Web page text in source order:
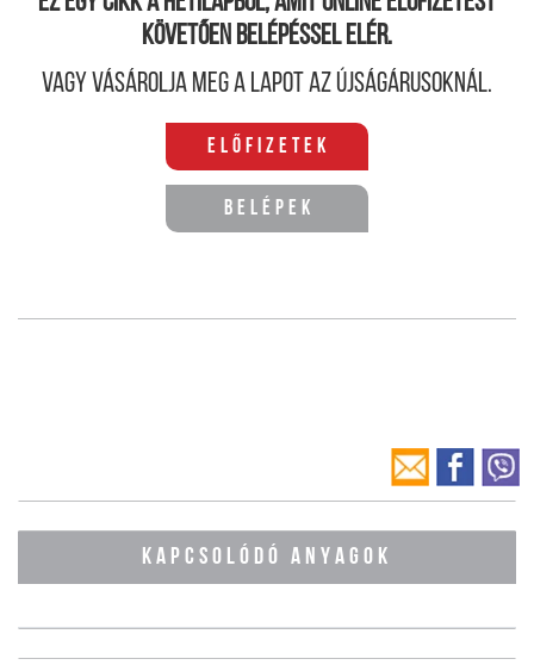
követően belépéssel elér.
Vagy vásárolja meg a lapot az újságárusoknál.
Előfizetek
Belépek
KAPCSOLÓDÓ ANYAGOK